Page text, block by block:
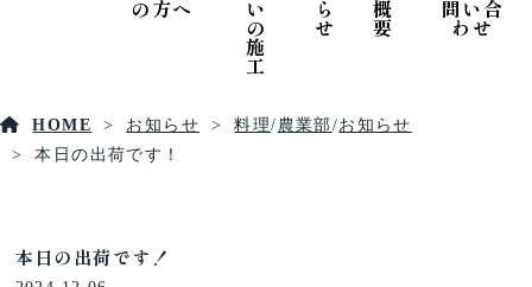
の方へ い
の
施
工
ら
せ
概
要
問い合
わせ
HOME お知らせ 料理/ 農業部/お知らせ
本日の出荷です！
本日の出荷です！